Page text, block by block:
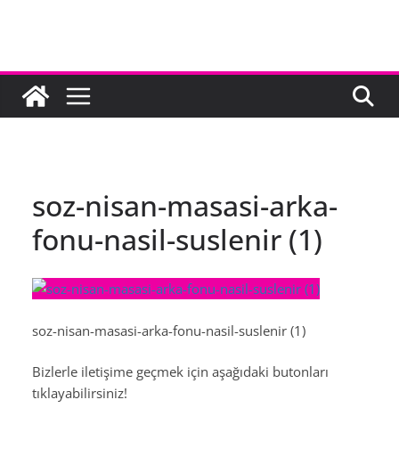
soz-nisan-masasi-arka-
fonu-nasil-suslenir (1)
soz-nisan-masasi-arka-fonu-nasil-suslenir (1)
Bizlerle iletişime geçmek için aşağıdaki butonları
tıklayabilirsiniz!